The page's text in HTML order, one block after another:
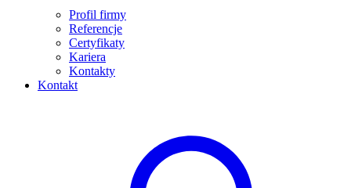
Profil firmy
Referencje
Certyfikaty
Kariera
Kontakty
Kontakt